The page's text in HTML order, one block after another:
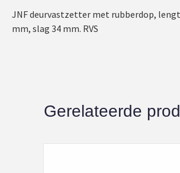
JNF deurvastzetter met rubberdop,
mm, slag 34 mm. RVS
Gerelateerde